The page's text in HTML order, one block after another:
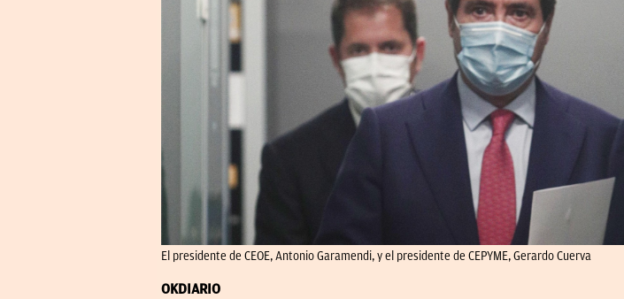
El presidente de CEOE, Antonio Garamendi, y el presidente de CEPYME, Gerardo Cuerva
OKDIARIO